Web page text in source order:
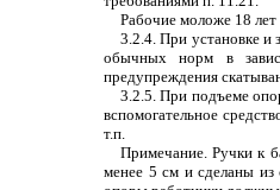
Рабочие моложе 18
3.2.4. При установке и
обычных норм в
предупреждения
3.2.5. При подъеме
вспомогательное
т.п.
Примечание. Ручки к
менее 5 см и сделаны из